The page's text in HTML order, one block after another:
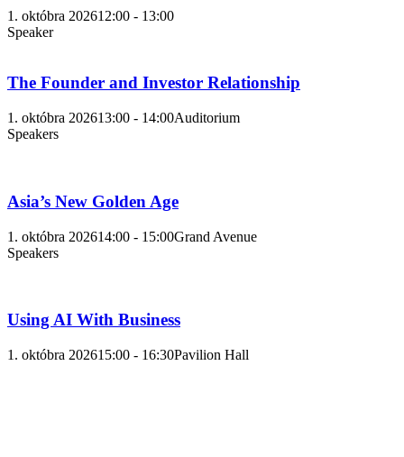
1. októbra 202612:00 - 13:00
Speaker
The Founder and Investor Relationship
1. októbra 202613:00 - 14:00Auditorium
Speakers
Asia’s New Golden Age
1. októbra 202614:00 - 15:00Grand Avenue
Speakers
Using AI With Business
1. októbra 202615:00 - 16:30Pavilion Hall